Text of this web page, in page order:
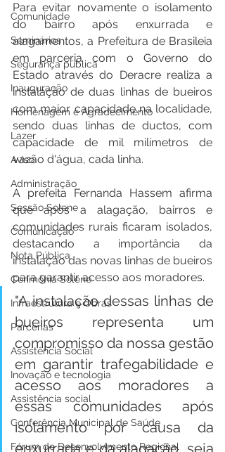
Comunidade
Seminários
Segurança pública
Inauguração
Homenagem e Agradecimento
Lazer
Aviso
Administração
Sessão Solene
Comunicação
Nota Pública
Cerimônia Solene
Infraestrutura e Obras
Parcerias
Assistência Social
Inovação e tecnologia
Assistência social
Conferência Municipal de Saúde
Fórum de Desenvolvimento Regional
Para evitar novamente o isolamento
do bairro após enxurrada e
alagamentos, a Prefeitura de Brasileia
em parceria com o Governo do
Estado através do Deracre realiza a
instalação de duas linhas de bueiros
com maior capacidade na localidade,
sendo duas linhas de ductos, com
capacidade de mil milímetros de
vazão d'água, cada linha.
A prefeita Fernanda Hassem afirma
que após a alagação, bairros e
comunidades rurais ficaram isolados,
destacando a importância da
instalação das novas linhas de bueiros
para garantir acesso aos moradores.
"A instalação dessas linhas de
bueiros representa um
compromisso da nossa gestão
em garantir trafegabilidade e
acesso aos moradores a
essas comunidades após
isolamento por causa da
enxurrada e da alagação, seja